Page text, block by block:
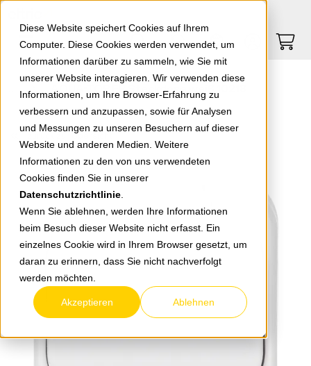
Diese Website speichert Cookies auf Ihrem
Computer. Diese Cookies werden verwendet, um
Informationen darüber zu sammeln, wie Sie mit
unserer Website interagieren. Wir verwenden diese
Informationen, um Ihre Browser-Erfahrung zu
verbessern und anzupassen, sowie für Analysen
und Messungen zu unseren Besuchern auf dieser
Website und anderen Medien. Weitere
Informationen zu den von uns verwendeten
Cookies finden Sie in unserer
Datenschutzrichtlinie
Wenn Sie ablehnen, werden Ihre Informationen
beim Besuch dieser Website nicht erfasst. Ein
einzelnes Cookie wird in Ihrem Browser gesetzt, um
daran zu erinnern, dass Sie nicht nachverfolgt
werden möchten.
Akzeptieren Ablehnen
Springe zu Hauptinhalt Springe zum Footer
0
AQUA-TOP FR Steckdose weiß 10218
zurück zur Übersicht